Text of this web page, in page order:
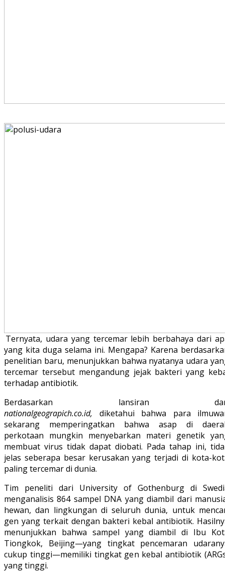
Ternyata, udara yang tercemar lebih berbahaya dari
yang kita duga selama ini. Mengapa? Karena
penelitian baru, menunjukkan bahwa nyatanya udara
tercemar tersebut mengandung jejak bakteri yang
terhadap antibiotik.
Berdasarkan lansiran
nationalgeograpich.co.id, diketahui bahwa para
sekarang memperingatkan bahwa asap di
perkotaan mungkin menyebarkan materi genetik
membuat virus tidak dapat diobati. Pada tahap ini,
jelas seberapa besar kerusakan yang terjadi di kota-
paling tercemar di dunia.
Tim peneliti dari University of Gothenburg di
menganalisis 864 sampel DNA yang diambil dari
hewan, dan lingkungan di seluruh dunia, untuk
gen yang terkait dengan bakteri kebal antibiotik.
menunjukkan bahwa sampel yang diambil di Ibu
Tiongkok, Beijing—yang tingkat pencemaran
cukup tinggi—memiliki tingkat gen kebal antibiotik
yang tinggi.